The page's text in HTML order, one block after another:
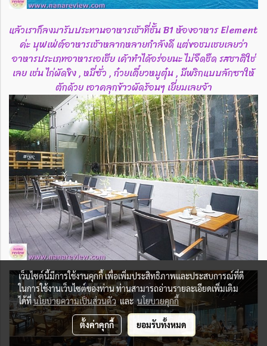
แล้วเราก็ลงมารับประทานอาหารเช้าที่ชั้น B1 ห้องอาหาร Element
ค่ะ บุฟเฟ่ต์อาหารเช้าหลากหลายกำลังดี แต่ขอชมเชยเลยว่า
อาหารประเภทอาหารเอเชีย เค้าทำได้อร่อยนะ ไม่จืดชืด รสชาติใช่
เลย เช่น ไก่ผัดขิง , หมี่ซั่ว , ก๋วยเตี๋ยวหมูตุ๋น , มีพริกแบบลักซาให้
ตักด้วย เอาคลุกข้าวผัดร้อนๆ เยี่ยมเลยจ้า
เว็บไซต์นี้มีการใช้งานคุกกี้ เพื่อเพิ่มประสิทธิภาพและประสบการณ์ที่ดี
ในการใช้งานเว็บไซต์ของท่าน ท่านสามารถอ่านรายละเอียดเพิ่มเติม
ได้ที่นโยบายความเป็นส่วนตัวและนโยบายคุกกี้
ตั้งค่าคุกกี้ ยอมรับทั้งหมด